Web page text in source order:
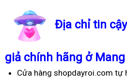
Địa chỉ tin
giả chính hãng ở Mang
Cửa hàng shopdayroi.com tự